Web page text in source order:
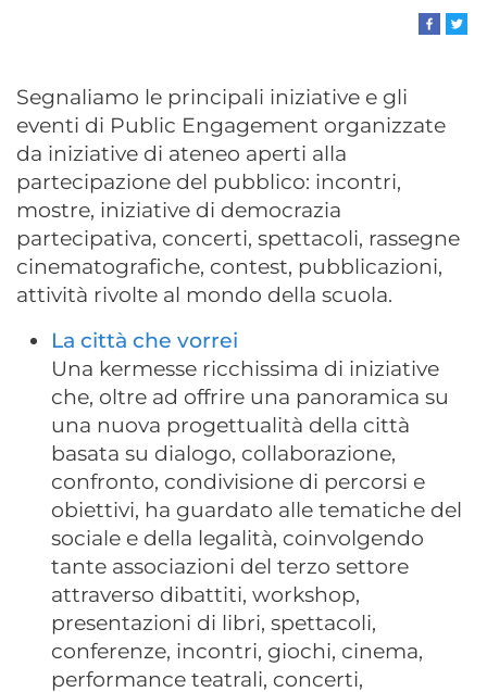
Segnaliamo le principali iniziative e gli
eventi di Public Engagement organizzate
da iniziative di ateneo aperti alla
partecipazione del pubblico: incontri,
mostre, iniziative di democrazia
partecipativa, concerti, spettacoli, rassegne
cinematografiche, contest, pubblicazioni,
attività rivolte al mondo della scuola.
La città che vorrei
Una kermesse ricchissima di iniziative
che, oltre ad offrire una panoramica su
una nuova progettualità della città
basata su dialogo, collaborazione,
confronto, condivisione di percorsi e
obiettivi, ha guardato alle tematiche del
sociale e della legalità, coinvolgendo
tante associazioni del terzo settore
attraverso dibattiti, workshop,
presentazioni di libri, spettacoli,
conferenze, incontri, giochi, cinema,
performance teatrali, concerti,